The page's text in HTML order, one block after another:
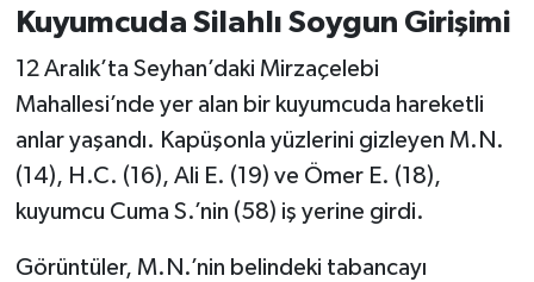
Kuyumcuda Silahlı Soygun Girişimi
12 Aralık’ta Seyhan’daki Mirzaçelebi
Mahallesi’nde yer alan bir kuyumcuda hareketli
anlar yaşandı. Kapüşonla yüzlerini gizleyen M.N.
(14), H.C. (16), Ali E. (19) ve Ömer E. (18),
kuyumcu Cuma S.’nin (58) iş yerine girdi.
Görüntüler, M.N.’nin belindeki tabancayı